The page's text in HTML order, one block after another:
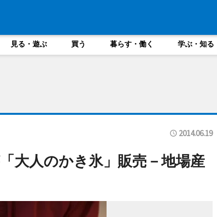
見る・遊ぶ 買う 暮らす・働く 学ぶ・知る
2014.06.19
大人のかき氷」販売－地場産